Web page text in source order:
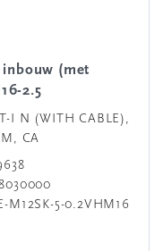
2.5
I N (WITH CABLE),
CA
M12SK-5-0.2VHM16